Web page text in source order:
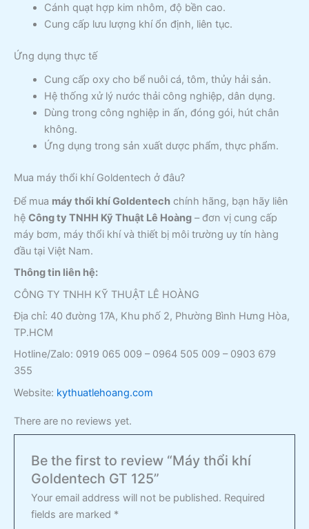
Cánh quạt hợp kim nhôm, độ bền cao.
Cung cấp lưu lượng khí ổn định, liên tục.
Ứng dụng thực tế
Cung cấp oxy cho bể nuôi cá, tôm, thủy hải sản.
Hệ thống xử lý nước thải công nghiệp, dân dụng.
Dùng trong công nghiệp in ấn, đóng gói, hút chân
không.
Ứng dụng trong sản xuất dược phẩm, thực phẩm.
Mua máy thổi khí Goldentech ở đâu?
Để mua máy thổi khí Goldentech chính hãng, bạn hãy liên
hệ Công ty TNHH Kỹ Thuật Lê Hoàng – đơn vị cung cấp
máy bơm, máy thổi khí và thiết bị môi trường uy tín hàng
đầu tại Việt Nam.
Thông tin liên hệ:
CÔNG TY TNHH KỸ THUẬT LÊ HOÀNG
Địa chỉ: 40 đường 17A, Khu phố 2, Phường Bình Hưng Hòa,
TP.HCM
Hotline/Zalo: 0919 065 009 – 0964 505 009 – 0903 679
355
Website: kythuatlehoang.com
There are no reviews yet.
Be the first to review “Máy thổi khí
Goldentech GT 125”
Your email address will not be published. Required
fields are marked *